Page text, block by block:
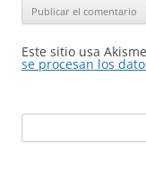
Este sitio usa
se procesan los